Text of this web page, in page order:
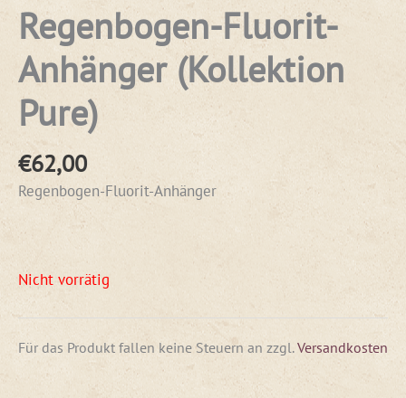
Regenbogen-Fluorit-
Anhänger (Kollektion
Pure)
€62,00
Regenbogen-Fluorit-Anhänger
Nicht vorrätig
Für das Produkt fallen keine Steuern an zzgl.Versandkosten